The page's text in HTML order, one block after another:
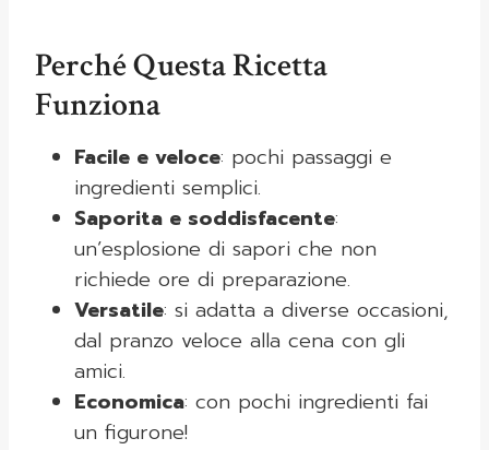
Perché Questa Ricetta
Funziona
Facile e veloce: pochi passaggi e
ingredienti semplici.
Saporita e soddisfacente:
un’esplosione di sapori che non
richiede ore di preparazione.
Versatile: si adatta a diverse occasioni,
dal pranzo veloce alla cena con gli
amici.
Economica: con pochi ingredienti fai
un figurone!